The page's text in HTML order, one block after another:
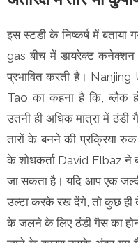
इस स्टडी के निष्कर्ष में
gas बीच में डायरेक्ट कनेक्शन
प्रभावित करती है।
Tao का कहना है कि, ब्लैक
उतनी ही अधिक मात्रा में
तारों के बनने की प्रक्रिया
के शोधकर्ता David Elbaz ने
जा सकता है। यदि आप एक
उल्टा करके रख देंगे, तो कुछ ही
के जलने के लिए ठंडी गैस का